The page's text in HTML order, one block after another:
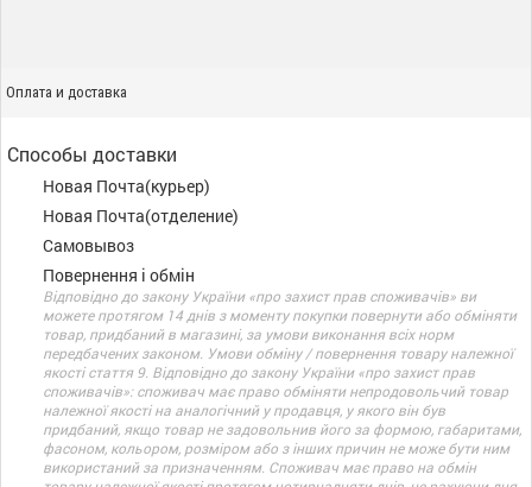
Оплата и доставка
Способы доставки
Новая Почта(курьер)
Новая Почта(отделение)
Самовывоз
Повернення і обмін
Відповідно до закону України «про захист прав споживачів» ви
можете протягом 14 днів з моменту покупки повернути або обміняти
товар, придбаний в магазині, за умови виконання всіх норм
передбачених законом. Умови обміну / повернення товару належної
якості стаття 9. Відповідно до закону України «про захист прав
споживачів»: споживач має право обміняти непродовольчий товар
належної якості на аналогічний у продавця, у якого він був
придбаний, якщо товар не задовольнив його за формою, габаритами,
фасоном, кольором, розміром або з інших причин не може бути ним
використаний за призначенням. Споживач має право на обмін